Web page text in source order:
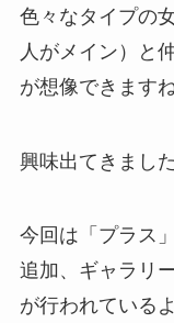
色々なタイプの
人がメイン）と
が想像できますね
興味出てきまし
今回は「プラス
追加、ギャラリ
が行われている